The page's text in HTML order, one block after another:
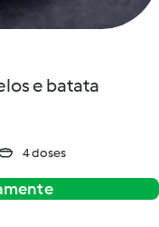
e batata
4 doses